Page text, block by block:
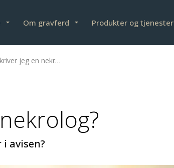
Om gravferd Produkter og tjenester
jeg en nekrolog?
avisen?